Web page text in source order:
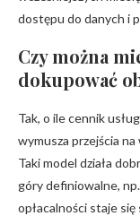
dostępu do danych i
Czy można
dokupować
Tak, o ile cennik
wymusza przejścia
Taki model działa
góry definiowalne,
opłacalności staje